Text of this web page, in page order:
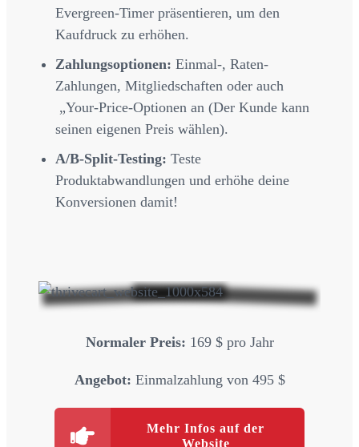
Normaler Preis: 169 $ pro Jahr
Angebot: Einmalzahlung von 495 $
Mehr Infos auf der
Website
Evergreen-Timer präsentieren, um den
Kaufdruck zu erhöhen.
Zahlungsoptionen: Einmal-, Raten-
Zahlungen, Mitgliedschaften oder auch
„Your-Price-Optionen an (Der Kunde kann
seinen eigenen Preis wählen).
A/B-Split-Testing: Teste
Produktabwandlungen und erhöhe deine
Konversionen damit!